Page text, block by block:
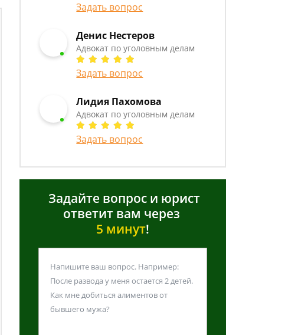
Задать вопрос
Денис Нестеров
Адвокат по уголовным делам
Задать вопрос
Лидия Пахомова
Адвокат по уголовным делам
Задать вопрос
Задайте вопрос и юрист
ответит вам через
5 минут!